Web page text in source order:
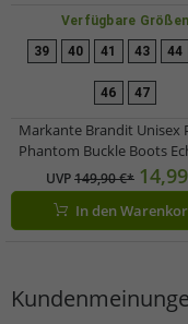
Verfügbare Größen
39 40 41 43 44
46 47
Markante Brandit Unisex
Phantom Buckle Boots
Stiefel mit Stahlkappe
Boots 2. Wahl –
Schönheitsfehler 9075-2
UVP149,90 €*
In den